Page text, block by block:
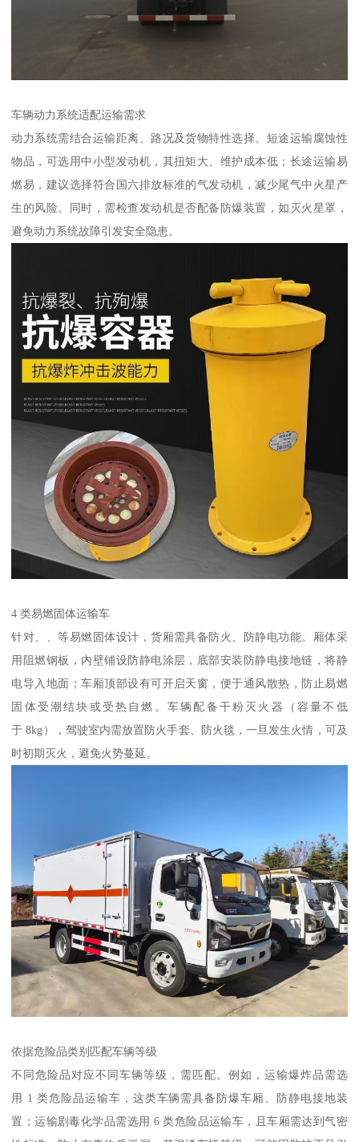
车辆动力系统适配运输需求​
动力系统需结合运输距离、路况及货物特性选择。短途运输腐蚀性
物品，可选用中小型发动机，其扭矩大、维护成本低；长途运输易
燃易，建议选择符合国六排放标准的气发动机，减少尾气中火星产
生的风险。同时，需检查发动机是否配备防爆装置，如灭火星罩，
避免动力系统故障引发安全隐患。​
4 类易燃固体运输车​
针对、、等易燃固体设计，货厢需具备防火、防静电功能。厢体采
用阻燃钢板，内壁铺设防静电涂层，底部安装防静电接地链，将静
电导入地面；车厢顶部设有可开启天窗，便于通风散热，防止易燃
固体受潮结块或受热自燃。车辆配备干粉灭火器（容量不低
于 8kg），驾驶室内需放置防火手套、防火毯，一旦发生火情，可及
时初期灭火，避免火势蔓延。​
依据危险品类别匹配车辆等级​
不同危险品对应不同车辆等级，需匹配。例如，运输爆炸品需选
用 1 类危险品运输车，这类车辆需具备防爆车厢、防静电接地装
置；运输剧毒化学品需选用 6 类危险品运输车，且车厢需达到气密